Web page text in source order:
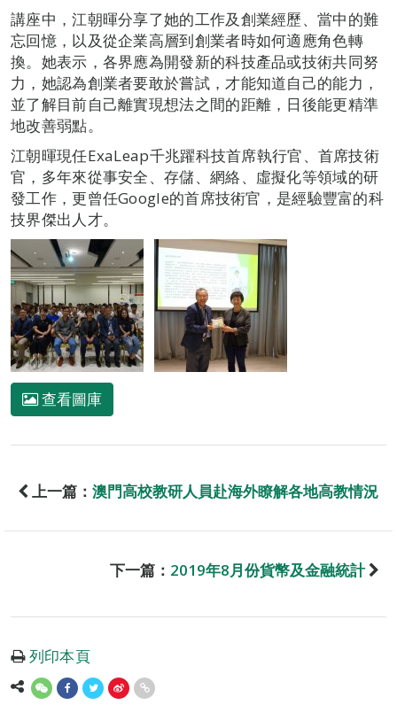
講座中，江朝暉分享了她的工作及創業經歷、當中的難
忘回憶，以及從企業高層到創業者時如何適應角色轉
換。她表示，各界應為開發新的科技產品或技術共同努
力，她認為創業者要敢於嘗試，才能知道自己的能力，
並了解目前自己離實現想法之間的距離，日後能更精準
地改善弱點。
江朝暉現任ExaLeap千兆躍科技首席執行官、首席技術
官，多年來從事安全、存儲、網絡、虛擬化等領域的研
發工作，更曾任Google的首席技術官，是經驗豐富的科
技界傑出人才。
查看圖庫
上一篇： 澳門高校教研人員赴海外瞭解各地高教情況
下一篇： 2019年8月份貨幣及金融統計
列印本頁